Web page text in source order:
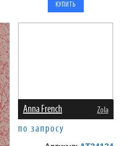
Anna French Zola
по запросу